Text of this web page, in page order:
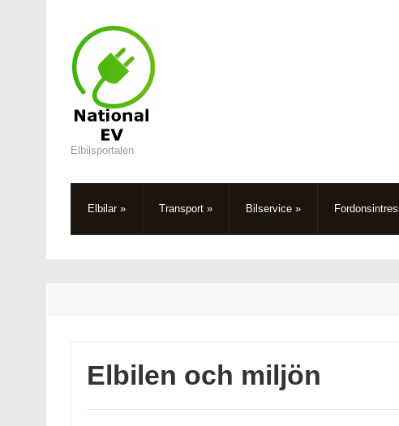
Elbilsportalen
Elbilar» Transport » Bilservice »
Elbilen och miljön